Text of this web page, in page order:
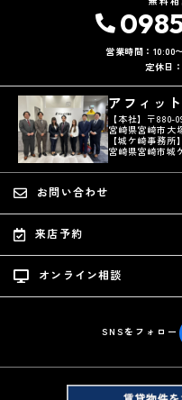
営業時間：10:00
定休日
アフィッ
【本社】〒880-
宮崎県宮崎市
【城ケ崎事務所
宮崎県宮崎市城
お問い合わせ
来店予約
オンライン相談
SNSをフォロー